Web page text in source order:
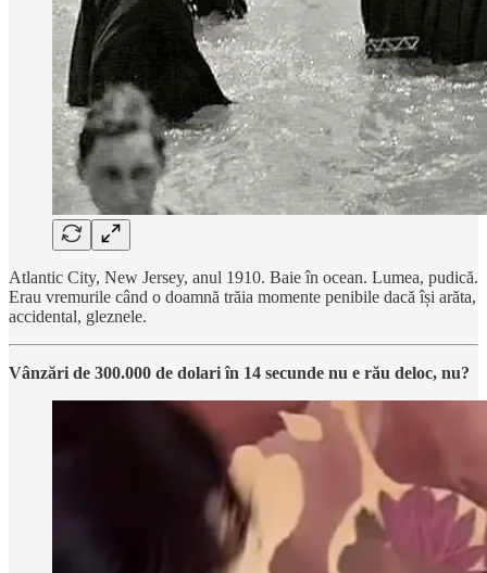
Atlantic City, New Jersey, anul 1910. Baie în ocean. Lumea, pudică.
Erau vremurile când o doamnă trăia momente penibile dacă își arăta,
accidental, gleznele.
Vânzări de 300.000 de dolari în 14 secunde nu e rău deloc, nu?